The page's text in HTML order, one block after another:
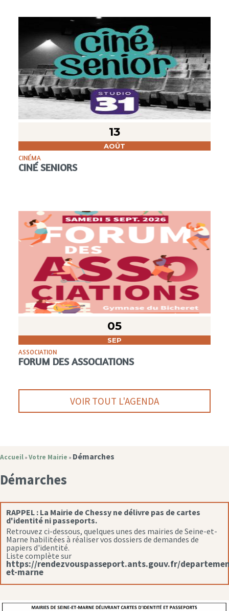
13
AOÛT
CINÉMA
CINÉ SENIORS
05
SEP
ASSOCIATION
FORUM DES ASSOCIATIONS
VOIR TOUT L'AGENDA
Accueil » Votre Mairie » Démarches
Démarches
RAPPEL : La Mairie de Chessy ne délivre pas de cartes
d'identité ni passeports.
Retrouvez ci-dessous, quelques unes des mairies de Seine-et-
Marne habilitées à réaliser vos dossiers de demandes de
papiers d'identité.
Liste complète sur
https://rendezvouspasseport.ants.gouv.fr/
et-marne